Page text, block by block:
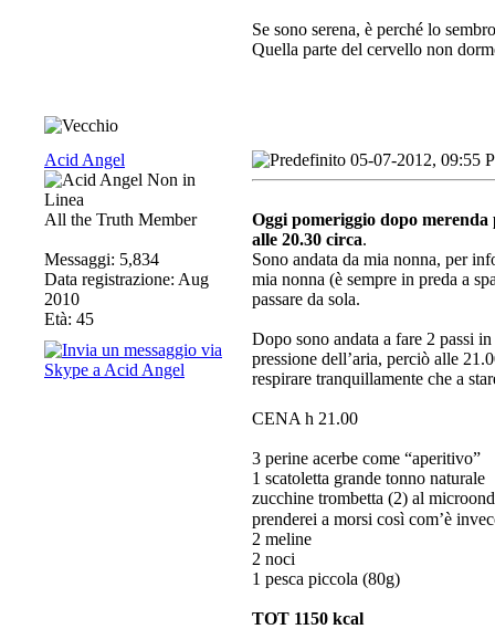
Se sono serena, è perché lo
Quella parte del cervello non
Acid Angel
All the Truth Member
Messaggi: 5,834
Data registrazione: Aug
2010
Età: 45
05-07-2012, 09:55
Oggi pomeriggio dopo
alle 20.30 circa.
Sono andata da mia nonna, per
mia nonna (è sempre in preda a
passare da sola.
Dopo sono andata a fare 2 passi
pressione dell’aria, perciò alle
respirare tranquillamente che a
CENA h 21.00
3 perine acerbe come “aperitivo”
1 scatoletta grande tonno naturale
zucchine trombetta (2) al
prenderei a morsi così com’è
2 meline
2 noci
1 pesca piccola (80g)
TOT 1150 kcal